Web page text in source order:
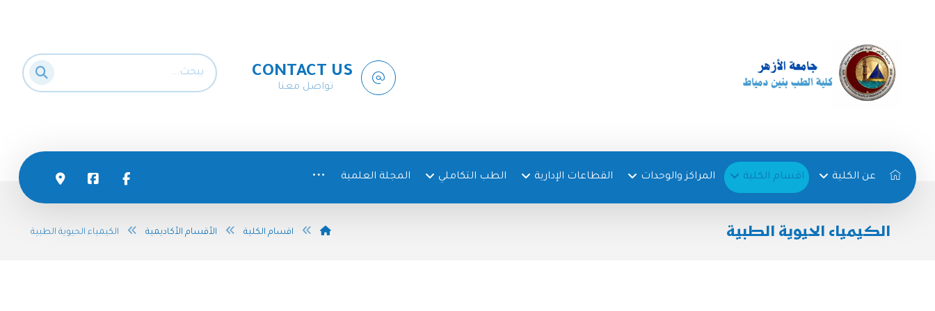
CONTACT US
تواصل معنا
عن الكلية اقسام الكلية المراكز والوحدات القطاعات الإدارية الطب التكاملي المجلة العلمية
الكيمياء الحيوية الطبية اقسام الكلية الأقسام الأكاديمية الكيمياء الحيوية الطبية